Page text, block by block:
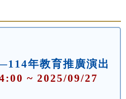
年教育推廣演出
~ 2025/09/27